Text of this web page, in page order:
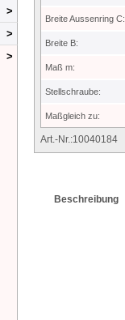
Breite Aussenring C:
Breite B:
Maß m:
Stellschraube:
Maßgleich zu:
Art.-Nr.:10040184
Beschreibung